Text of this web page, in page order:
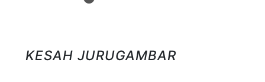
KESAH JURUGAMBAR